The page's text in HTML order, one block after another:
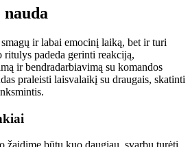
ir labai emocinį laiką, bet ir turi
ritulys padeda gerinti reakciją,
ir bendradarbiavimą su komandos
praleisti laisvalaikį su draugais, skatinti